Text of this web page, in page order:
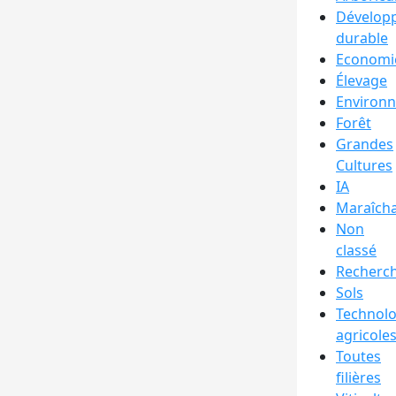
durable
Élevage
Forêt
Grandes
Cultures
IA
Non
classé
Sols
agricoles
Toutes
filières